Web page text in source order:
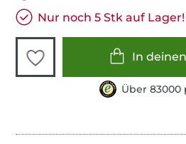
Nur noch 5 Stk auf Lager!
In
Über